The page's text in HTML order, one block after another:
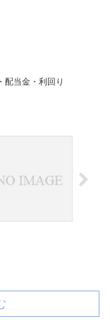
配当金・利回り